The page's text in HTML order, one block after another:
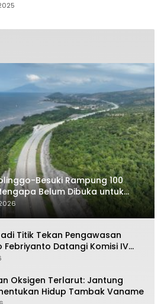
Besuki Rampung 100
Belum Dibuka untuk
Titik Tekan Pengawasan
Febriyanto Datangi Komisi IV
Kembali Berpijak pada
Oksigen Terlarut: Jantung
Hidup Tambak Vaname